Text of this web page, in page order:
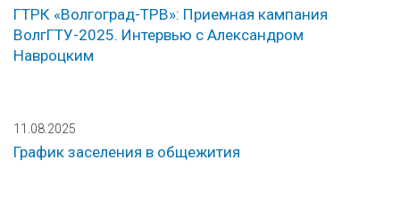
ГТРК «Волгоград-ТРВ»: Приемная кампания
ВолгГТУ-2025. Интервью с Александром
Навроцким
11.08.2025
График заселения в общежития